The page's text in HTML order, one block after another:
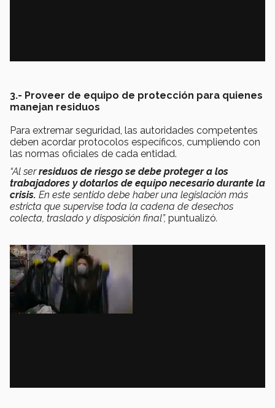
3.- Proveer de equipo de protección para quienes
manejan residuos
Para extremar seguridad, las autoridades competentes
deben acordar protocolos específicos, cumpliendo con
las normas oficiales de cada entidad.
“Al serresiduos de riesgo se debe proteger a los
trabajadores y dotarlos de equipo necesario durante la
crisis. En este sentido debe haber una legislación más
estricta que supervise toda la cadena de desechos
colecta, traslado y disposición final”, puntualizó.